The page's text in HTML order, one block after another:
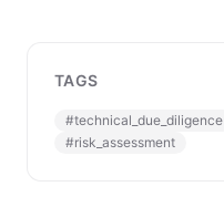
TAGS
#technical_due_diligence
#risk_assessment